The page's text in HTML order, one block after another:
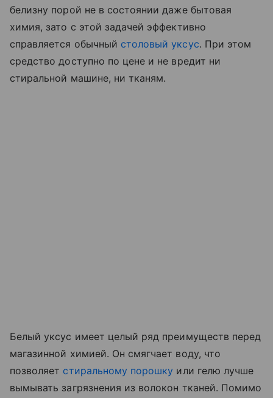
белизну порой не в состоянии даже бытовая
химия, зато с этой задачей эффективно
справляется обычный столовый уксус. При этом
средство доступно по цене и не вредит ни
стиральной машине, ни тканям.
Белый уксус имеет целый ряд преимуществ перед
магазинной химией. Он смягчает воду, что
позволяет стиральному порошку или гелю лучше
вымывать загрязнения из волокон тканей. Помимо